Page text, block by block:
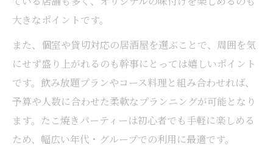
たこ焼きが盛り上がる居酒屋の設備と雰囲
気を解説
宴会で居酒屋たこ焼きパーティーが人気の
裏側
居酒屋でタコパを盛り上げる演出アイデア
まとめ
セルフ焼きが魅力の居酒屋パーティー体験法
大きなポイントです。
また、個室や貸切対応の居酒屋を選ぶことで、周囲を気
にせず盛り上がれるのも幹事にとっては嬉しいポイント
です。飲み放題プランやコース料理と組み合わせれば、
予算や人数に合わせた柔軟なプランニングが可能となり
ます。たこ焼きパーティーは初心者でも手軽に楽しめる
ため、幅広い年代・グループでの利用に最適です。